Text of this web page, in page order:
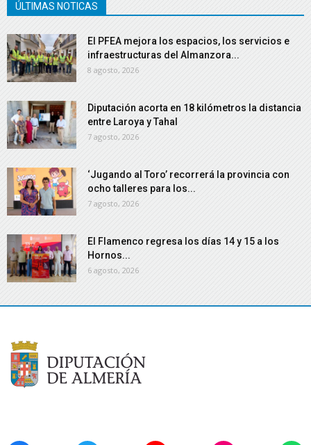
ÚLTIMAS NOTICAS
El PFEA mejora los espacios, los servicios e
infraestructuras del Almanzora...
8 agosto, 2026
Diputación acorta en 18 kilómetros la distancia
entre Laroya y Tahal
7 agosto, 2026
‘Jugando al Toro’ recorrerá la provincia con
ocho talleres para los...
7 agosto, 2026
El Flamenco regresa los días 14 y 15 a los
Hornos...
6 agosto, 2026